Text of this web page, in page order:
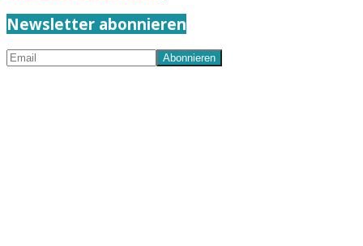
Newsletter abonnieren